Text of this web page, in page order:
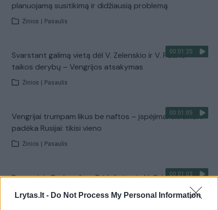
Lrytas.lt - Do Not Process My Personal Information
planuojamą susitikimą ir didžiausią problemą
Žinios Pasaulis
00:01:25
Svarstant galimą vietą dėl V. Zelenskio ir V. Putino
taikos derybų – Vengrijos atsakymas
Žinios Pasaulis
00:01:05
Vengrijai trumpam likus be naftos – įspėjimai Ukrainai ir
padėka Rusijai: tikisi vieno
Žinios Pasaulis
00:01:03
Po masinių Budapešto „Pride“ eitynių V. Orbanas ieško